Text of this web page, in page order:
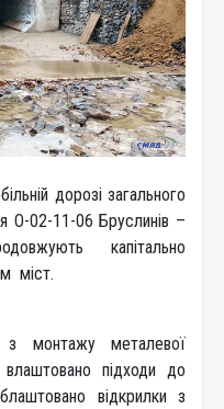
дорозі загального
О-02-11-06 Бруслинів –
капітально
з часом міст.
з монтажу металевої
підходи до
відкрилки з